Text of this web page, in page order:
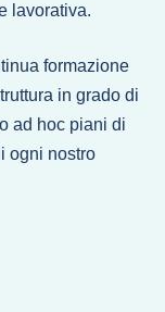
lavorativa.
formazione
in grado di
ad hoc piani di
ogni nostro